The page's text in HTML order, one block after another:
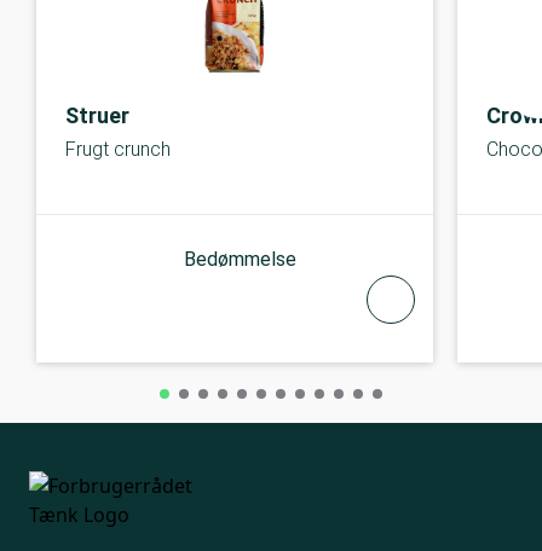
Struer
Frugt crunch
Bedømmelse